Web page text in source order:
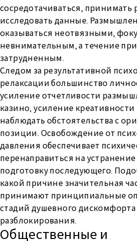
сосредотачиваться, принимать
исследовать данные.
оказываться неотвязными,
невнимательным, а течение
затрудненным.
Следом за результативной
релаксации большинство
усиление отчетливости
казино, усиление креативности
наблюдать обстоятельства с
позиции. Освобождение от
давления обеспечивает
перенаправиться на
подготовку последующего.
какой причине значительная
принимают принципиальные
стадий душевного
разблокирования.
Общественные и